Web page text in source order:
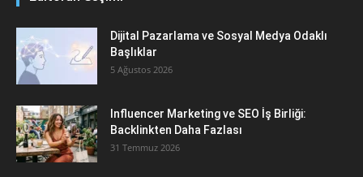
Dijital Pazarlama ve Sosyal Medya Odaklı
Başlıklar
5 Ağustos 2026
Influencer Marketing ve SEO İş Birliği:
Backlinkten Daha Fazlası
31 Temmuz 2026